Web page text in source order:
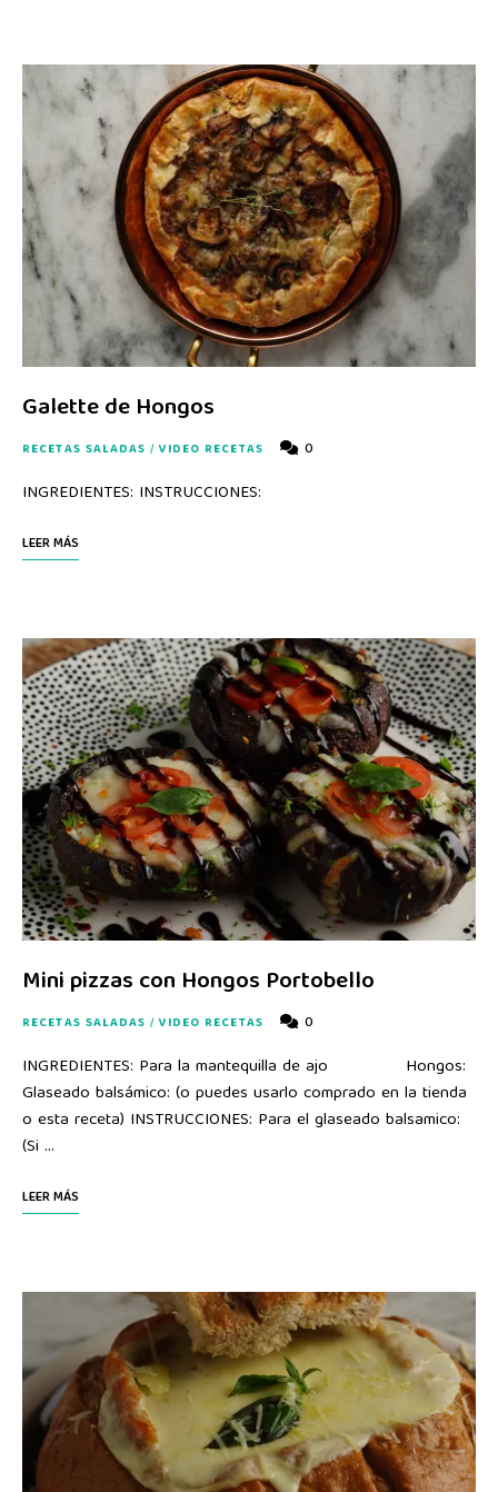
Galette de Hongos
RECETAS SALADAS /VIDEO RECETAS 0
INGREDIENTES: INSTRUCCIONES:
LEER MÁS
Mini pizzas con Hongos Portobello
RECETAS SALADAS /VIDEO RECETAS 0
INGREDIENTES: Para la mantequilla de ajo Hongos:
Glaseado balsámico: (o puedes usarlo comprado en la tienda
o esta receta) INSTRUCCIONES: Para el glaseado balsamico:
(Si …
LEER MÁS